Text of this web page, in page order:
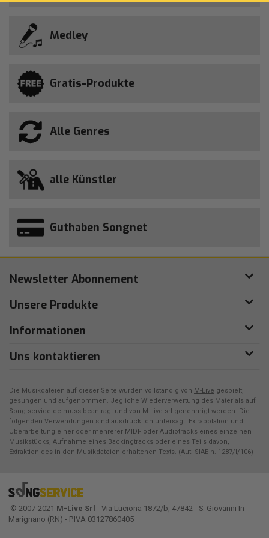
Medley
Gratis-Produkte
Alle Genres
alle Künstler
Guthaben Songnet
Newsletter Abonnement
Unsere Produkte
Informationen
Uns kontaktieren
Die Musikdateien auf dieser Seite wurden vollständig von M-Live gespielt,
gesungen und aufgenommen. Jegliche Wiederverwertung des Materials auf
Song-service.de muss beantragt und von M-Live srl genehmigt werden. Die
folgenden Verwendungen sind ausdrücklich untersagt: Extrapolation und
Überarbeitung einer oder mehrerer MIDI- oder Audiotracks eines einzelnen
Musikstücks, Aufnahme eines Backingtracks oder eines Teils davon,
Extraktion des in den Musikdateien erhaltenen Texts. (Aut. SIAE n. 1287/I/106)
© 2007-2021 M-Live Srl - Via Luciona 1872/b, 47842 - S. Giovanni In
Marignano (RN) - P.IVA 03127860405